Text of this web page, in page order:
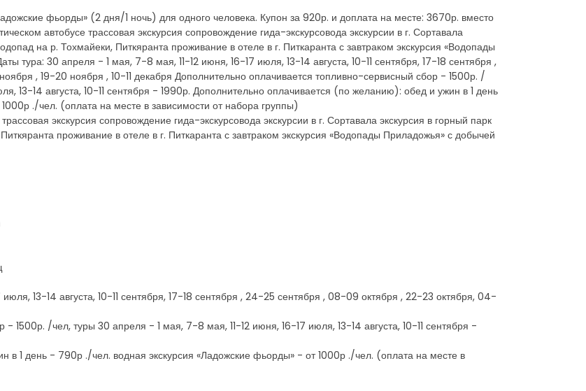
фьорды» (2 дня/1 ночь) для одного человека. Купон за 920р. и доплата на месте: 3670р. вместо
автобусе трассовая экскурсия сопровождение гида-экскурсовода экскурсии в г. Сортавала
на р. Тохмайеки, Питкяранта проживание в отеле в г. Питкаранта с завтраком экскурсия «Водопады
тура: 30 апреля - 1 мая, 7-8 мая, 11-12 июня, 16-17 июля, 13-14 августа, 10-11 сентября, 17-18 сентября ,
, 19-20 ноября , 10-11 декабря Дополнительно оплачивается топливно-сервисный сбор - 1500р. /
13-14 августа, 10-11 сентября - 1990р. Дополнительно оплачивается (по желанию): обед и ужин в 1 день
./чел. (оплата на месте в зависимости от набора группы)
экскурсия сопровождение гида-экскурсовода экскурсии в г. Сортавала экскурсия в горный парк
проживание в отеле в г. Питкаранта с завтраком экскурсия «Водопады Приладожья» с добычей
13-14 августа, 10-11 сентября, 17-18 сентября , 24-25 сентября , 08-09 октября , 22-23 октября, 04-
1500р. /чел, туры 30 апреля - 1 мая, 7-8 мая, 11-12 июня, 16-17 июля, 13-14 августа, 10-11 сентября -
1 день - 790р ./чел. водная экскурсия «Ладожские фьорды» - от 1000р ./чел. (оплата на месте в